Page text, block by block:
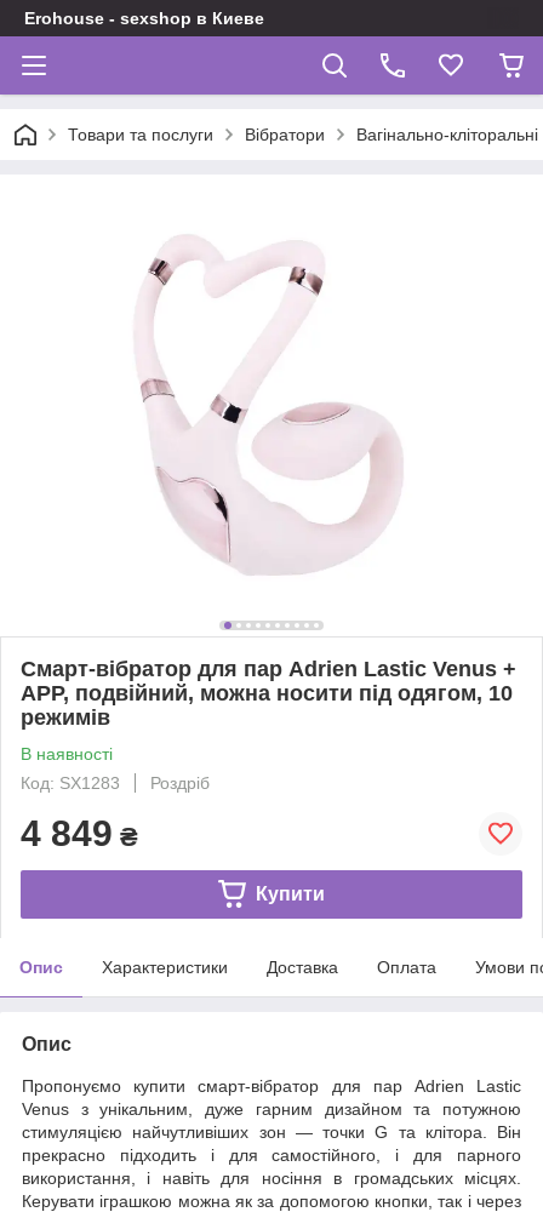
Erohouse - sexshop в Киеве
Товари та послуги Вібратори Вагінально-кліторальні
Смарт-вібратор для пар Adrien Lastic Venus +
APP, подвійний, можна носити під одягом, 10
режимів
В наявності
Код: SX1283
Роздріб
4 849 ₴
Купити
Опис Характеристики Доставка Оплата Умови
Опис
Пропонуємо купити смарт-вібратор для пар Adrien Lastic
Venus з унікальним, дуже гарним дизайном та потужною
стимуляцією найчутливіших зон — точки G та клітора. Він
прекрасно підходить і для самостійного, і для парного
використання, і навіть для носіння в громадських місцях.
Керувати іграшкою можна як за допомогою кнопки, так і через